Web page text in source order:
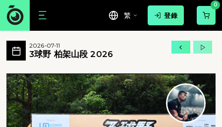
繁 登錄
0
3球野 柏架山段 2026 活動相簿
3球野 柏架山段 2026 所有相片
3球野 柏架山段 2026 - 3球野 柏架山段 2026
2026-07-11
3球野 柏架山段 2026